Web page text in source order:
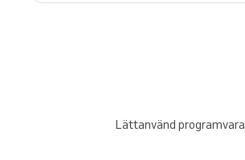
Lättanvänd programvara